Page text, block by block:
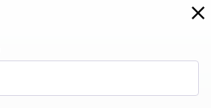
0